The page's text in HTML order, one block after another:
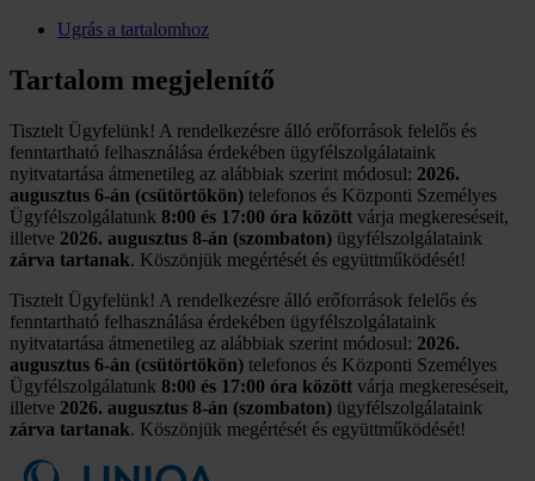
Ugrás a tartalomhoz
Tartalom megjelenítő
Tisztelt Ügyfelünk! A rendelkezésre álló erőforrások felelős és
fenntartható felhasználása érdekében ügyfélszolgálataink
nyitvatartása átmenetileg az alábbiak szerint módosul: 2026.
augusztus 6-án (csütörtökön) telefonos és Központi Személyes
Ügyfélszolgálatunk 8:00 és 17:00 óra között várja megkereséseit,
illetve 2026. augusztus 8-án (szombaton) ügyfélszolgálataink
zárva tartanak. Köszönjük megértését és együttműködését!
Tisztelt Ügyfelünk! A rendelkezésre álló erőforrások felelős és
fenntartható felhasználása érdekében ügyfélszolgálataink
nyitvatartása átmenetileg az alábbiak szerint módosul: 2026.
augusztus 6-án (csütörtökön) telefonos és Központi Személyes
Ügyfélszolgálatunk 8:00 és 17:00 óra között várja megkereséseit,
illetve 2026. augusztus 8-án (szombaton) ügyfélszolgálataink
zárva tartanak. Köszönjük megértését és együttműködését!